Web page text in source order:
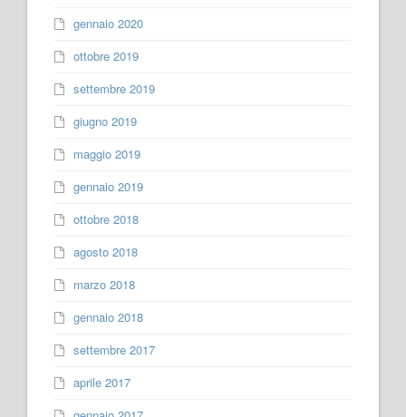
gennaio 2020
ottobre 2019
settembre 2019
giugno 2019
maggio 2019
gennaio 2019
ottobre 2018
agosto 2018
marzo 2018
gennaio 2018
settembre 2017
aprile 2017